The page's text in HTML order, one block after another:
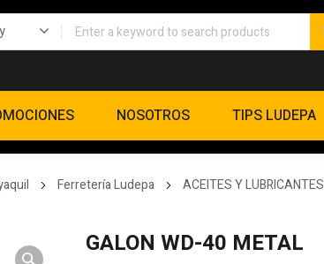
NOSOTROS TIPS LUDEPA
Ferretería Ludepa ACEITES Y LUBRICANTES
GALON WD-40 METAL